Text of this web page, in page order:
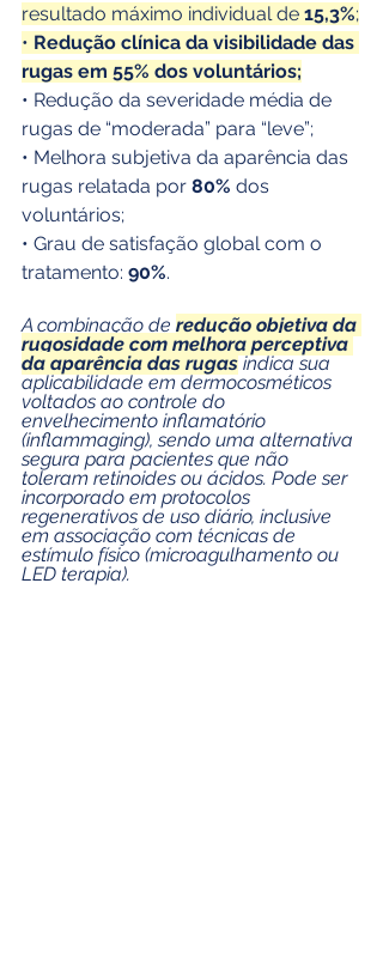
resultado máximo individual de 15,3%;
• Redução clínica da visibilidade das
rugas em 55% dos voluntários;
• Redução da severidade média de
rugas de “moderada” para “leve”;
• Melhora subjetiva da aparência das
rugas relatada por 80% dos
voluntários;
• Grau de satisfação global com o
tratamento: 90%.
A combinação de redução objetiva da
rugosidade com melhora perceptiva
da aparência das rugas indica sua
aplicabilidade em dermocosméticos
voltados ao controle do
envelhecimento inflamatório
(inflammaging), sendo uma alternativa
segura para pacientes que não
toleram retinoides ou ácidos. Pode ser
incorporado em protocolos
regenerativos de uso diário, inclusive
em associação com técnicas de
estímulo físico (microagulhamento ou
LED terapia).